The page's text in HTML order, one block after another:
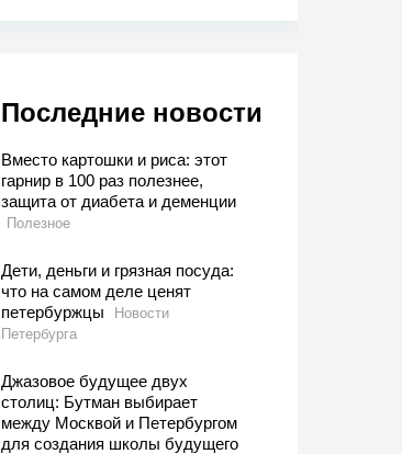
Последние новости
Вместо картошки и риса: этот
гарнир в 100 раз полезнее,
защита от диабета и деменции
Полезное
Дети, деньги и грязная посуда:
что на самом деле ценят
петербуржцы
Новости
Петербурга
Джазовое будущее двух
столиц: Бутман выбирает
между Москвой и Петербургом
для создания школы будущего